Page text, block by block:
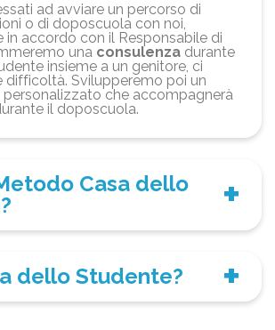
ad avviare un percorso di
o di doposcuola con noi,
accordo con il Responsabile di
una consulenza durante
insieme a un genitore, ci
difficoltà. Svilupperemo poi un
personalizzato che accompagnerà
il doposcuola.
Casa dello
dello Studente?